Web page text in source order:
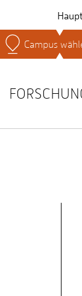
Lernplattformen
Studienservice
Campus